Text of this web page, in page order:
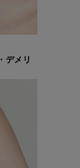
デメリ